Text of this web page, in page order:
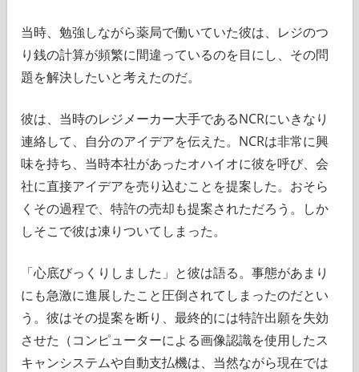
当時、勉強しながら薬局で働いていた彼は、レジのつ
り銭の計算が頻繁に間違っているのを目にし、その問
題を解決したいと考えたのだ。
彼は、当時のレジメーカー大手であるNCRにいきなり
連絡して、自分のアイデアを伝えた。NCRは非常に興
味を持ち、当時本社があったオハイオに彼を呼び、会
社に直接アイデアを売り込むことを提案した。おそら
くその過程で、特許の売却も提案されただろう。しか
しそこで彼は凍りついてしまった。
「心底びっくりしました」と彼は語る。事態があまり
にも急激に進展したこと圧倒されてしまったのだとい
う。彼はその提案を断り、最終的には特許出願を失効
させた（コンピューターによる画像認識を使用したス
キャンシステムや自動支払機は、当然ながら現在では